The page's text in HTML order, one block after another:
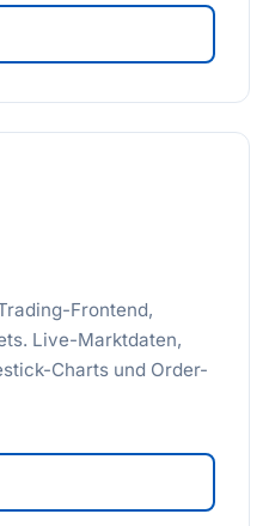
Frontend,
Live-Marktdaten,
Charts und Order-